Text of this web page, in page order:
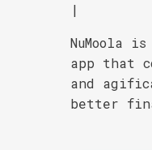
|
NuMoola
app that
and
better